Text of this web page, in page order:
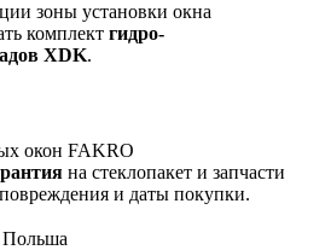
зоны установки окна
комплект гидро-
XDK.
окон FAKRO
на стеклопакет и запчасти
и даты покупки.
Польша